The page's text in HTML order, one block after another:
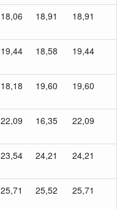
18,06 18,91 18,91
19,44 18,58 19,44
18,18 19,60 19,60
22,09 16,35 22,09
23,54 24,21 24,21
25,71 25,52 25,71